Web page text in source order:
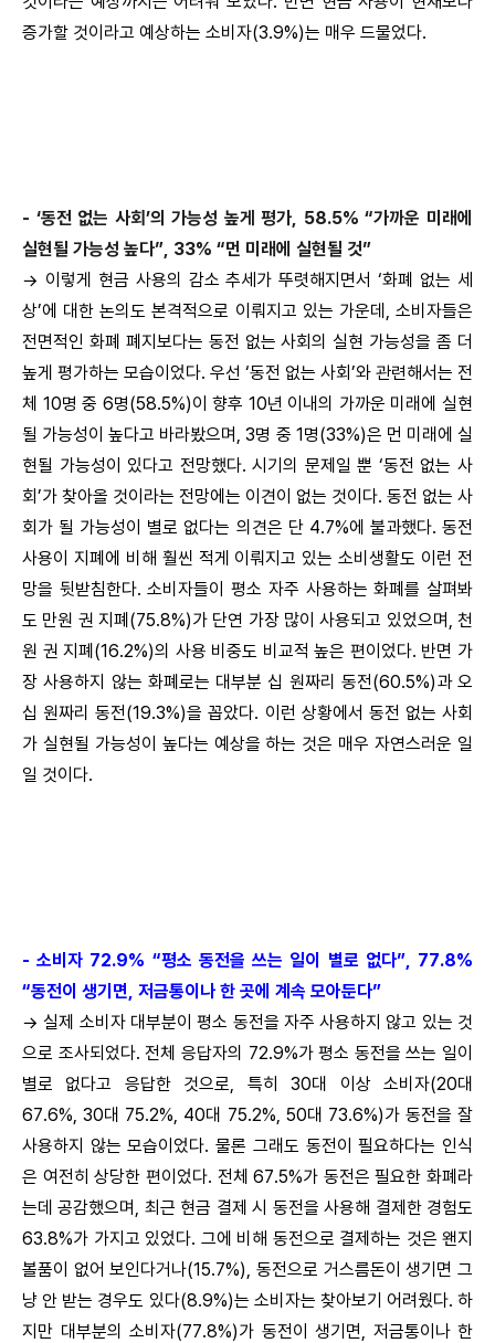
증가할 것이라고 예상하는 소비자(3.9%)는 매우 드물었다.
- ‘동전 없는 사회’의 가능성 높게 평가, 58.5% “가까운 미래에
실현될 가능성 높다”, 33% “먼 미래에 실현될 것”
→ 이렇게 현금 사용의 감소 추세가 뚜렷해지면서 ‘화폐 없는 세
상’에 대한 논의도 본격적으로 이뤄지고 있는 가운데, 소비자들은
전면적인 화폐 폐지보다는 동전 없는 사회의 실현 가능성을 좀 더
높게 평가하는 모습이었다. 우선 ‘동전 없는 사회’와 관련해서는 전
체 10명 중 6명(58.5%)이 향후 10년 이내의 가까운 미래에 실현
될 가능성이 높다고 바라봤으며, 3명 중 1명(33%)은 먼 미래에 실
현될 가능성이 있다고 전망했다. 시기의 문제일 뿐 ‘동전 없는 사
회’가 찾아올 것이라는 전망에는 이견이 없는 것이다. 동전 없는 사
회가 될 가능성이 별로 없다는 의견은 단 4.7%에 불과했다. 동전
사용이 지폐에 비해 훨씬 적게 이뤄지고 있는 소비생활도 이런 전
망을 뒷받침한다. 소비자들이 평소 자주 사용하는 화폐를 살펴봐
도 만원 권 지폐(75.8%)가 단연 가장 많이 사용되고 있었으며, 천
원 권 지폐(16.2%)의 사용 비중도 비교적 높은 편이었다. 반면 가
장 사용하지 않는 화폐로는 대부분 십 원짜리 동전(60.5%)과 오
십 원짜리 동전(19.3%)을 꼽았다. 이런 상황에서 동전 없는 사회
가 실현될 가능성이 높다는 예상을 하는 것은 매우 자연스러운 일
일 것이다.
- 소비자 72.9% “평소 동전을 쓰는 일이 별로 없다”, 77.8%
“동전이 생기면, 저금통이나 한 곳에 계속 모아둔다”
→ 실제 소비자 대부분이 평소 동전을 자주 사용하지 않고 있는 것
으로 조사되었다. 전체 응답자의 72.9%가 평소 동전을 쓰는 일이
별로 없다고 응답한 것으로, 특히 30대 이상 소비자(20대
67.6%, 30대 75.2%, 40대 75.2%, 50대 73.6%)가 동전을 잘
사용하지 않는 모습이었다. 물론 그래도 동전이 필요하다는 인식
은 여전히 상당한 편이었다. 전체 67.5%가 동전은 필요한 화폐라
는데 공감했으며, 최근 현금 결제 시 동전을 사용해 결제한 경험도
63.8%가 가지고 있었다. 그에 비해 동전으로 결제하는 것은 왠지
볼품이 없어 보인다거나(15.7%), 동전으로 거스름돈이 생기면 그
냥 안 받는 경우도 있다(8.9%)는 소비자는 찾아보기 어려웠다. 하
지만 대부분의 소비자(77.8%)가 동전이 생기면, 저금통이나 한